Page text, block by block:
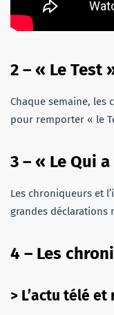
2 – « Le Test
Chaque semaine, les
pour remporter « le
3 – « Le Qui
Les chroniqueurs et
grandes déclarations
4 – Les
> L’actu télé